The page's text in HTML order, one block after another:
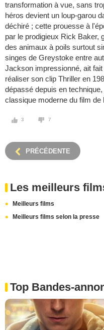
transformation à vue, sans
héros devient un loup-garou
déchiré ; cette prouesse à
par le prodigieux Rick Baker,
des animaux à poils surtout
singes de Greystoke entre
Jackson impressionné, ait
réaliser son clip Thriller en
dépassé depuis en
classique moderne du film de
3 7
PRÉCÉDENTE
Les meilleurs
Meilleurs films
Meilleurs films selon la presse
Top Bandes-